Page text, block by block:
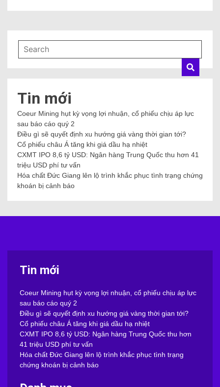
Tin mới
Coeur Mining hụt kỳ vọng lợi nhuận, cổ phiếu chịu áp lực
sau báo cáo quý 2
Điều gì sẽ quyết định xu hướng giá vàng thời gian tới?
Cổ phiếu châu Á tăng khi giá dầu hạ nhiệt
CXMT IPO 8,6 tỷ USD: Ngân hàng Trung Quốc thu hơn 41
triệu USD phí tư vấn
Hóa chất Đức Giang lên lộ trình khắc phục tình trạng chứng
khoán bị cảnh báo
Tin mới
Coeur Mining hụt kỳ vọng lợi nhuận, cổ phiếu chịu áp lực
sau báo cáo quý 2
Điều gì sẽ quyết định xu hướng giá vàng thời gian tới?
Cổ phiếu châu Á tăng khi giá dầu hạ nhiệt
CXMT IPO 8,6 tỷ USD: Ngân hàng Trung Quốc thu hơn
41 triệu USD phí tư vấn
Hóa chất Đức Giang lên lộ trình khắc phục tình trạng
chứng khoán bị cảnh báo